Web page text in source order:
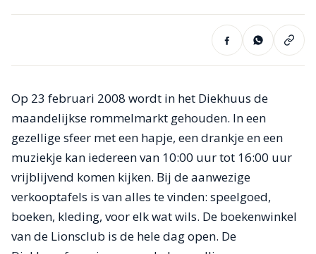
Op 23 februari 2008 wordt in het Diekhuus de
maandelijkse rommelmarkt gehouden. In een
gezellige sfeer met een hapje, een drankje en een
muziekje kan iedereen van 10:00 uur tot 16:00 uur
vrijblijvend komen kijken. Bij de aanwezige
verkooptafels is van alles te vinden: speelgoed,
boeken, kleding, voor elk wat wils. De boekenwinkel
van de Lionsclub is de hele dag open. De